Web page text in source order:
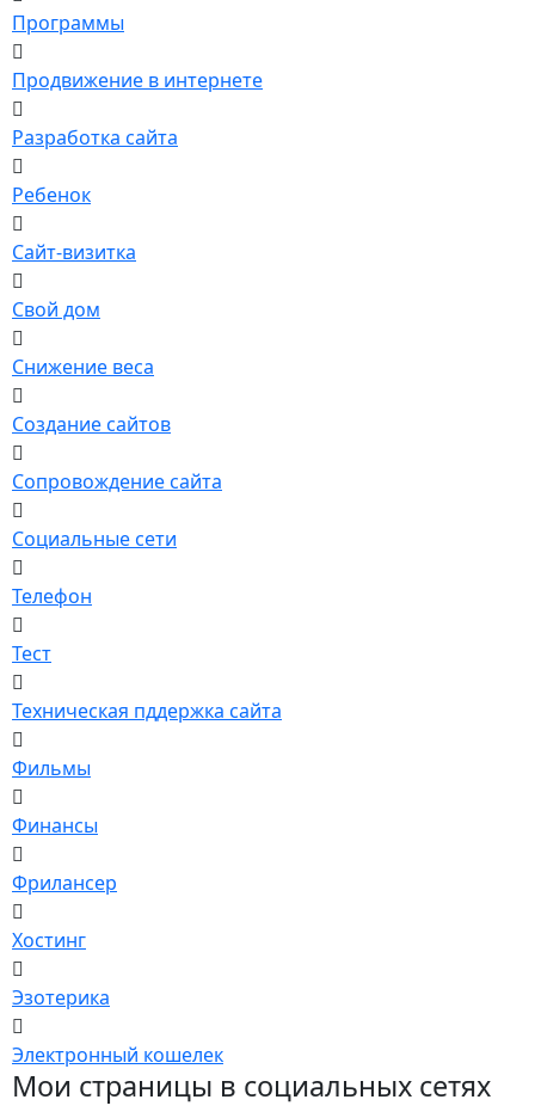
Программы
Продвижение в интернете
Разработка сайта
Ребенок
Сайт-визитка
Свой дом
Снижение веса
Создание сайтов
Сопровождение сайта
Социальные сети
Телефон
Тест
Техническая пддержка сайта
Фильмы
Финансы
Фрилансер
Хостинг
Эзотерика
Электронный кошелек
Мои страницы в социальных сетях